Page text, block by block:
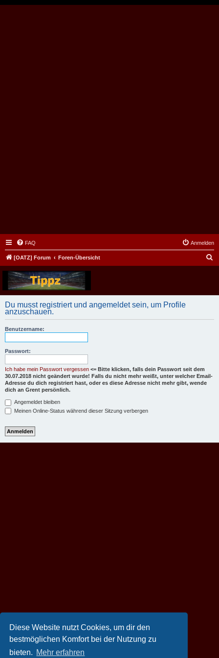
Diese Website nutzt Cookies, um dir den
bestmöglichen Komfort bei der Nutzung zu
bieten. Mehr erfahren
FAQ Anmelden
[OATZ] Forum Foren-Übersicht
Du musst registriert und angemeldet sein, um Profile
anzuschauen.
Benutzername:
Passwort:
Ich habe mein Passwort vergessen <= Bitte klicken, falls dein Passwort seit dem
30.07.2018 nicht geändert wurde! Falls du nicht mehr weißt, unter welcher Email-
Adresse du dich registriert hast, oder es diese Adresse nicht mehr gibt, wende
dich an Grent persönlich.
Angemeldet bleiben
Meinen Online-Status während dieser Sitzung verbergen